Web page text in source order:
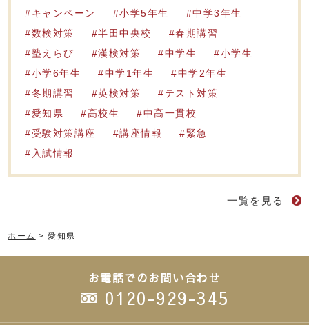
キャンペーン
小学5年生
中学3年生
数検対策
半田中央校
春期講習
塾えらび
漢検対策 中学生
小学生
小学6年生
中学1年生
中学2年生
冬期講習
英検対策
テスト対策
愛知県
高校生
中高一貫校
受験対策講座
講座情報
緊急
入試情報
一覧を見る
ホーム >愛知県
お電話でのお問い合わせ
0120-929-345